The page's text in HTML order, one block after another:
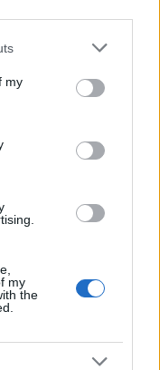
or more Google
You may click to
third-party tags to
in below Google
my
my
the